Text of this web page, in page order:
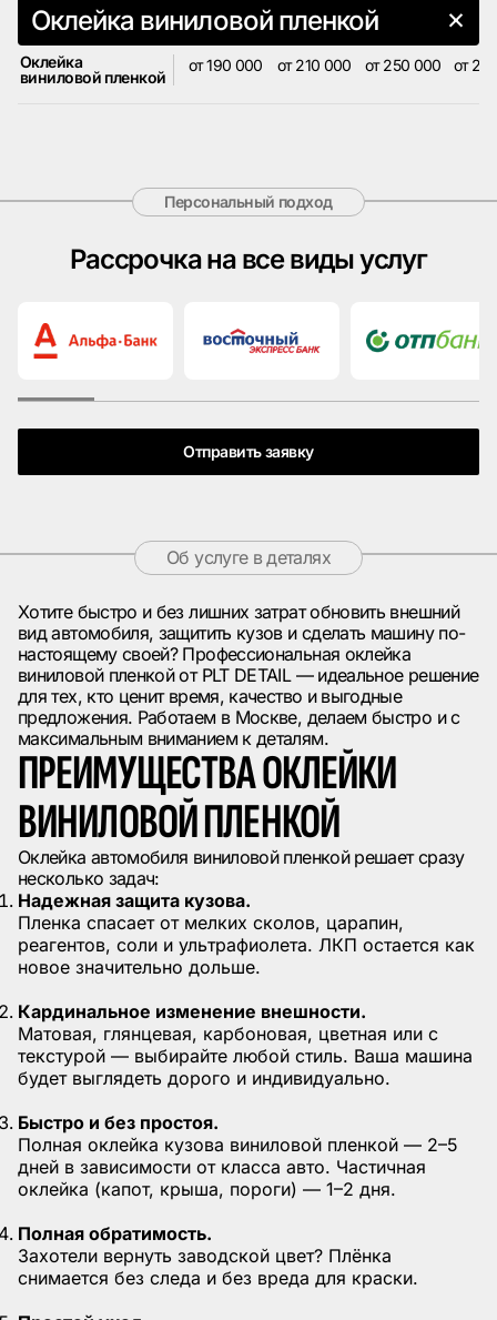
Оклейка виниловой пленкой
Оклейка
виниловой пленкой
от 190 000 от 210 000 от 250 000 от
Персональный подход
Рассрочка на все виды услуг
Отправить заявку
Об услуге в деталях
Хотите быстро и без лишних затрат обновить внешний
вид автомобиля, защитить кузов и сделать машину по-
настоящему своей? Профессиональная оклейка
виниловой пленкой от PLT DETAIL — идеальное решение
для тех, кто ценит время, качество и выгодные
предложения. Работаем в Москве, делаем быстро и с
максимальным вниманием к деталям.
ПРЕИМУЩЕСТВА ОКЛЕЙКИ
ВИНИЛОВОЙ ПЛЕНКОЙ
Оклейка автомобиля виниловой пленкой решает сразу
несколько задач:
Надежная защита кузова.
Пленка спасает от мелких сколов, царапин,
реагентов, соли и ультрафиолета. ЛКП остается как
новое значительно дольше.
Кардинальное изменение внешности.
Матовая, глянцевая, карбоновая, цветная или с
текстурой — выбирайте любой стиль. Ваша машина
будет выглядеть дорого и индивидуально.
Быстро и без простоя.
Полная оклейка кузова виниловой пленкой — 2–5
дней в зависимости от класса авто. Частичная
оклейка (капот, крыша, пороги) — 1–2 дня.
Полная обратимость.
Захотели вернуть заводской цвет? Плёнка
снимается без следа и без вреда для краски.